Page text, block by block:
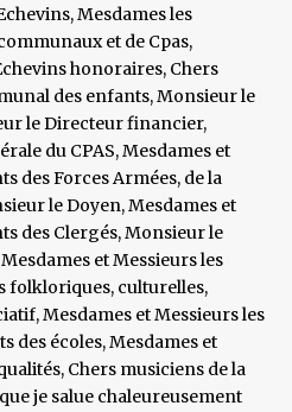
Mesdames les
et de Cpas,
honoraires, Chers
des enfants, Monsieur le
le Directeur financier,
du CPAS, Mesdames et
des Forces Armées, de la
le Doyen, Mesdames et
des Clergés, Monsieur le
et Messieurs les
folkloriques, culturelles,
Mesdames et Messieurs les
des écoles, Mesdames et
Chers musiciens de la
je salue chaleureusement